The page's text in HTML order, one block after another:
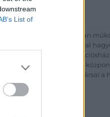
List of
http://bav-art.hu
esztendeje jogfolytonosan
és megbízhatóságával
ben megújult BÁV
és árverési
ZRt. felkészült munkatársai